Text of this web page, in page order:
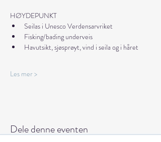
HØYDEPUNKT
Seilas i Unesco Verdensarvriket
Fisking/bading underveis
Havutsikt, sjøsprøyt, vind i seila og i håret
Les mer >
Dele denne eventen